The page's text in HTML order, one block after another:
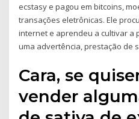
ecstasy e pagou em bitcoins,
transações eletrônicas. Ele
internet e aprendeu a cultivar a
uma advertência, prestação de
Cara, se
vender